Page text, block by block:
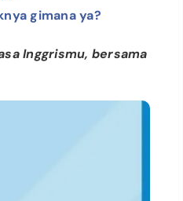
gimana ya?
Inggrismu, bersama